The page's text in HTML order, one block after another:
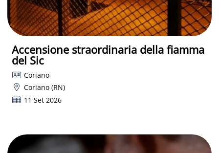
Accensione straordinaria della fiamma
del Sic
Coriano
Coriano (RN)
11 Set 2026